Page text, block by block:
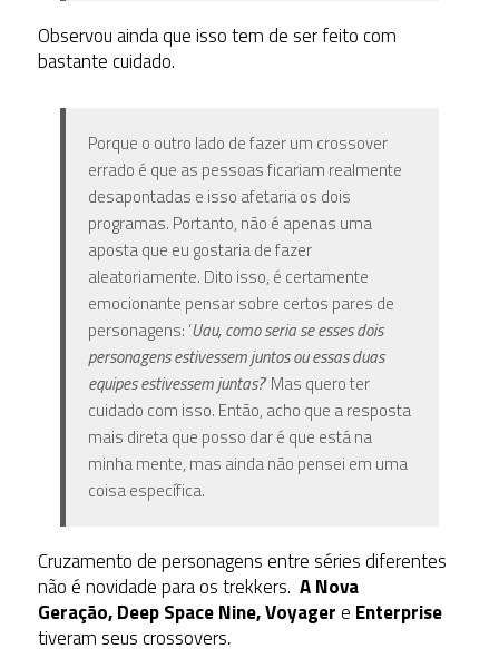
Observou ainda que isso tem de ser feito com
bastante cuidado.
Porque o outro lado de fazer um crossover
errado é que as pessoas ficariam realmente
desapontadas e isso afetaria os dois
programas. Portanto, não é apenas uma
aposta que eu gostaria de fazer
aleatoriamente. Dito isso, é certamente
emocionante pensar sobre certos pares de
personagens: ‘Uau, como seria se esses dois
personagens estivessem juntos ou essas duas
equipes estivessem juntas?‘ Mas quero ter
cuidado com isso. Então, acho que a resposta
mais direta que posso dar é que está na
minha mente, mas ainda não pensei em uma
coisa específica.
Cruzamento de personagens entre séries diferentes
não é novidade para os trekkers. A Nova
Geração, Deep Space Nine, Voyagere Enterprise
tiveram seus crossovers.